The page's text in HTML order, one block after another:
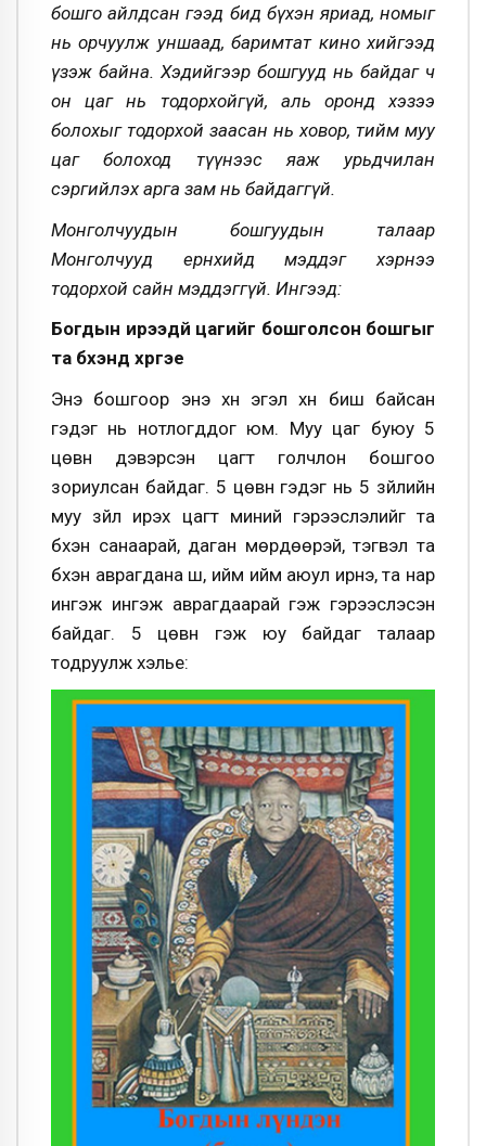
бошго айлдсан гээд бид бүхэн яриад, номыг
нь орчуулж уншаад, баримтат кино хийгээд
үзэж байна. Хэдийгээр бошгууд нь байдаг ч
он цаг нь тодорхойгүй, аль оронд хэзээ
болохыг тодорхой заасан нь ховор, тийм муу
цаг болоход түүнээс яаж урьдчилан
сэргийлэх арга зам нь байдаггүй.
Монголчуудын бошгуудын талаар
Монголчууд ерөнхийдөө мэддэг хэрнээ
тодорхой сайн мэддэггүй. Ингээд:
Богдын ирээдүй цагийг бошголсон бошгыг
та бүхэнд хүргэе
Энэ бошгоор энэ хүн эгэл хүн биш байсан
гэдэг нь нотлогддог юм. Муу цаг буюу 5
цөвүүн дэвэрсэн цагт голчлон бошгоо
зориулсан байдаг. 5 цөвүүн гэдэг нь 5 зүйлийн
муу зүйл ирэх цагт миний гэрээслэлийг та
бүхэн санаарай, даган мөрдөөрэй, тэгвэл та
бүхэн аврагдана шүү, ийм ийм аюул ирнэ, та нар
ингэж ингэж аврагдаарай гэж гэрээслэсэн
байдаг. 5 цөвүүн гэж юу байдаг талаар
тодруулж хэлье: